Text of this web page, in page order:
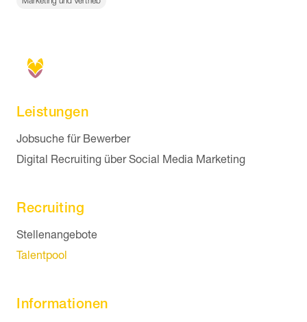
Leistungen
Navigation überspringen
Jobsuche für Bewerber
Digital Recruiting über Social Media Marketing
Recruiting
Navigation überspringen
Stellenangebote
Talentpool
Informationen